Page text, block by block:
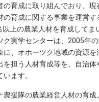
の育成に取り組んでおり、現
の育成に関する事業を運営す
上の農業人材を育成してま
ク実学センターは、2005年
に、オホーツク地域の資源を
を担う人材育成等を、自治体
ます。
援隊の農業経営人材の育成